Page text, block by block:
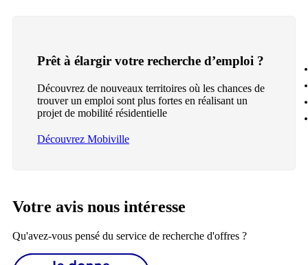
Prêt à élargir votre recherche d’emploi ?
Découvrez de nouveaux territoires où les chances de
trouver un emploi sont plus fortes en réalisant un
projet de mobilité résidentielle
Découvrez Mobiville
Votre avis nous intéresse
Qu'avez-vous pensé du service de recherche d'offres ?